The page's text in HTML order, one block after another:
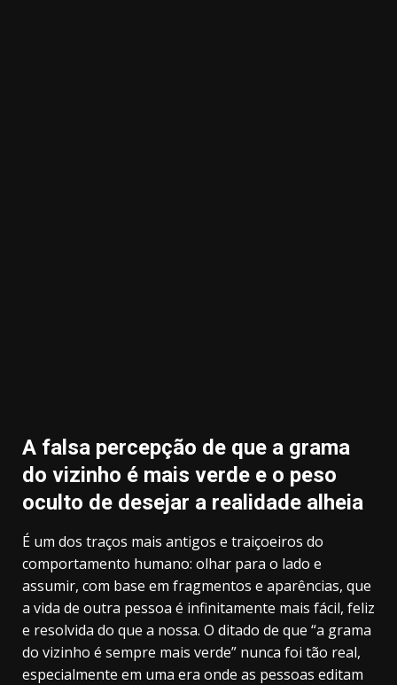
A falsa percepção de que a grama
do vizinho é mais verde e o peso
oculto de desejar a realidade alheia
É um dos traços mais antigos e traiçoeiros do
comportamento humano: olhar para o lado e
assumir, com base em fragmentos e aparências, que
a vida de outra pessoa é infinitamente mais fácil, feliz
e resolvida do que a nossa. O ditado de que “a grama
do vizinho é sempre mais verde” nunca foi tão real,
especialmente em uma era onde as pessoas editam